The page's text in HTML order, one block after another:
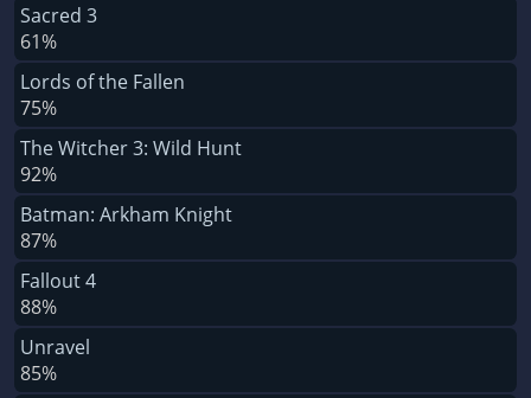
Sacred 3
61%
Lords of the Fallen
75%
The Witcher 3: Wild Hunt
92%
Batman: Arkham Knight
87%
Fallout 4
88%
Unravel
85%